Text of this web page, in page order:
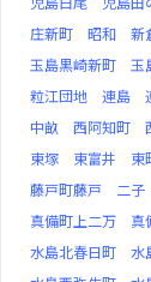
庄新町
昭和 新
玉島黒崎新町
玉
粒江団地
連島
中畝
西阿知町
東塚
東富井 東
藤戸町藤戸
二子
真備町上二万
真
水島北春日町
水